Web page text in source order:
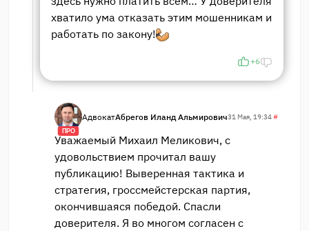
хватило ума отказать этим мошенникам и
работать по закону!
+6
ПРО
АдвокатАбрегов Иланд Альмирович31 Мая, 19:34#
Уважаемый Михаил Меликович, с
удовольствием прочитал вашу
публикацию! Выверенная тактика и
стратегия, гроссмейстерская партия,
окончившаяся победой. Спасли
доверителя. Я во многом согласен с